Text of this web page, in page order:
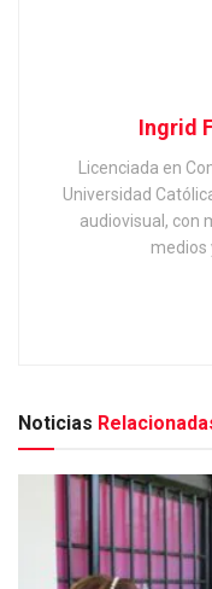
Ingrid
Licenciada en
Universidad
audiovisual, con
medios
Noticias